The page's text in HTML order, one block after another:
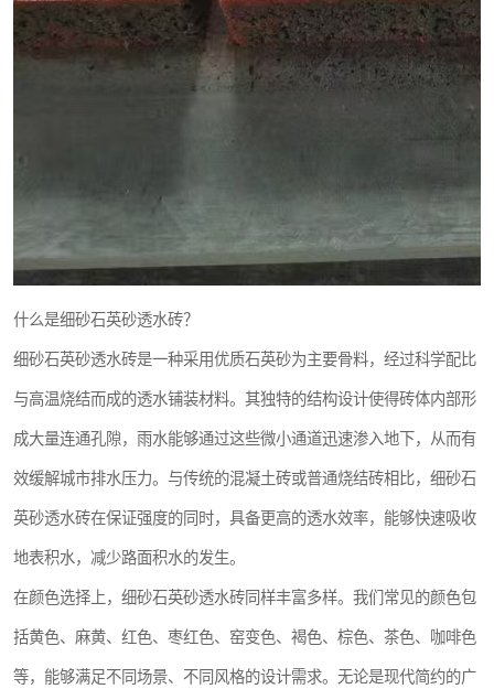
什么是细砂石英砂透水砖？
细砂石英砂透水砖是一种采用优质石英砂为主要骨料，经过科学配比
与高温烧结而成的透水铺装材料。其独特的结构设计使得砖体内部形
成大量连通孔隙，雨水能够通过这些微小通道迅速渗入地下，从而有
效缓解城市排水压力。与传统的混凝土砖或普通烧结砖相比，细砂石
英砂透水砖在保证强度的同时，具备更高的透水效率，能够快速吸收
地表积水，减少路面积水的发生。
在颜色选择上，细砂石英砂透水砖同样丰富多样。我们常见的颜色包
括黄色、麻黄、红色、枣红色、窑变色、褐色、棕色、茶色、咖啡色
等，能够满足不同场景、不同风格的设计需求。无论是现代简约的广